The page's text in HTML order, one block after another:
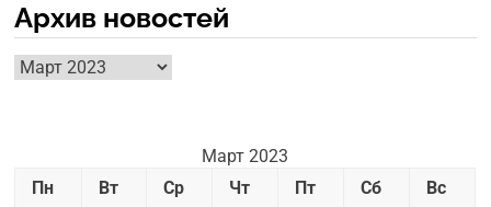
Архив новостей
Архив
новостей
Март 2023
Пн
Вт Ср Чт Пт Сб
Вс